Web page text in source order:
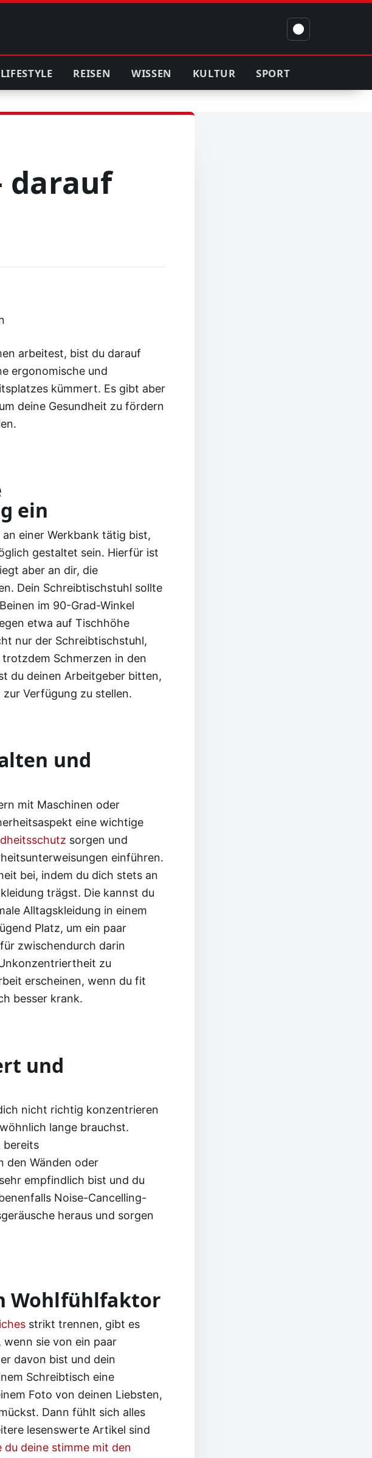
LIFESTYLE REISEN WISSEN KULTUR SPORT
darauf
arbeitest, bist du darauf
ergonomische und
kümmert. Es gibt aber
deine Gesundheit zu fördern
ein
einer Werkbank tätig bist,
gestaltet sein. Hierfür ist
aber an dir, die
Dein Schreibtischstuhl sollte
im 90-Grad-Winkel
etwa auf Tischhöhe
nur der Schreibtischstuhl,
Schmerzen in den
du deinen Arbeitgeber bitten,
Verfügung zu stellen.
und
mit Maschinen oder
eine wichtige
sorgen und
einführen.
bei, indem du dich stets an
trägst. Die kannst du
Alltagskleidung in einem
Platz, um ein paar
zwischendurch darin
zu
erscheinen, wenn du fit
besser krank.
und
nicht richtig konzentrieren
lange brauchst.
bereits
den Wänden oder
empfindlich bist und du
Noise-Cancelling-
heraus und sorgen
Wohlfühlfaktor
strikt trennen, gibt es
sie von ein paar
davon bist und dein
Schreibtisch eine
Foto von deinen Liebsten,
Dann fühlt sich alles
lesenswerte Artikel sind
du deine stimme mit den